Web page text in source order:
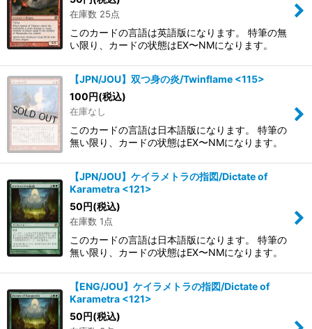
在庫数 25点
このカードの言語は英語版になります。 特筆の無
い限り、カードの状態はEX〜NMになります。
【JPN/JOU】双つ身の炎/Twinflame <115>
100円(税込)
在庫なし
このカードの言語は日本語版になります。 特筆の
無い限り、カードの状態はEX〜NMになります。
【JPN/JOU】ケイラメトラの指図/Dictate of
Karametra <121>
50円(税込)
在庫数 1点
このカードの言語は日本語版になります。 特筆の
無い限り、カードの状態はEX〜NMになります。
【ENG/JOU】ケイラメトラの指図/Dictate of
Karametra <121>
50円(税込)